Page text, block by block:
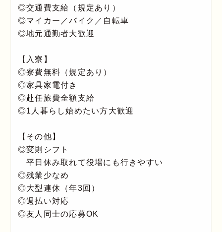
◎交通費支給（規定あり）
◎マイカー／バイク／自転車
◎地元通勤者大歓迎
【入寮】
◎寮費無料（規定あり）
◎家具家電付き
◎赴任旅費全額支給
◎1人暮らし始めたい方大歓迎
【その他】
◎変則シフト
平日休み取れて役場にも行きやすい
◎残業少なめ
◎大型連休（年3回）
◎週払い対応
◎友人同士の応募OK